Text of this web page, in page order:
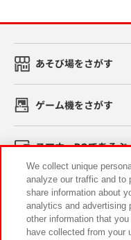
あそび場をさがす
ゲーム機をさがす
スマホ・PCであそぶ
イベント・キャンペー
We collect unique
analyze our traffic and to
share information about
analytics and advertising
other information that
have collected from